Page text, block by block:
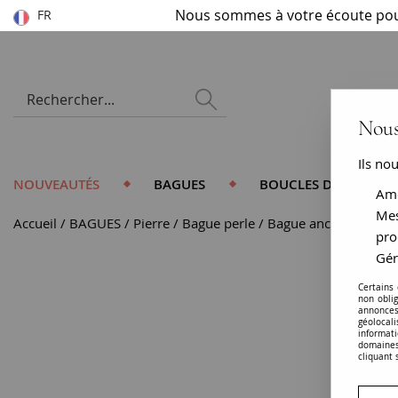
FR Nous sommes à votre écoute
NOUVEAUTÉS BAGUES BOUCLES D'OREILLES
Accueil BAGUES Pierre Bague perle Bague ancienne or
Ils
Certains
non
cliquant